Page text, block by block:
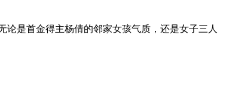
是首金得主杨倩的邻家女孩气质，还是女子三人